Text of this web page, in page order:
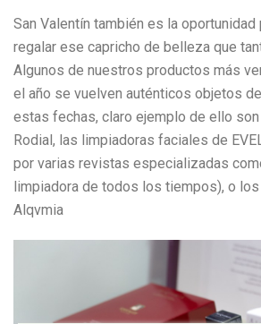
San Valentín también es la
regalar ese capricho de belleza que
Algunos de nuestros productos más
el año se vuelven auténticos objetos
estas fechas, claro ejemplo de ello
Rodial, las limpiadoras faciales de
por varias revistas especializadas
limpiadora de todos los tiempos), o
Alqvmia